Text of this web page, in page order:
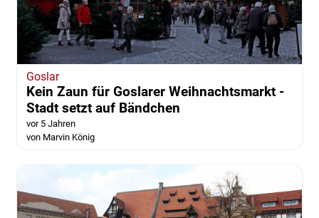
Goslar
Kein Zaun für Goslarer Weihnachtsmarkt -
Stadt setzt auf Bändchen
vor 5 Jahren
von Marvin König